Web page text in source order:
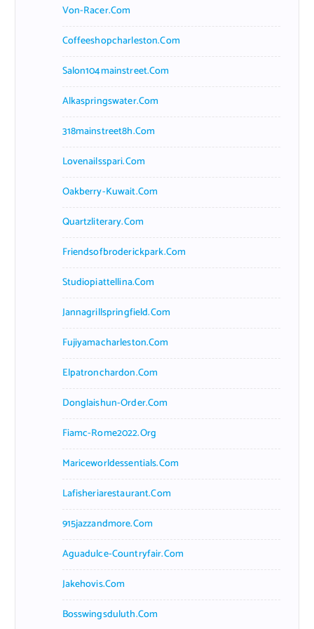
Von-Racer.com
Coffeeshopcharleston.com
Salon104mainstreet.com
Alkaspringswater.com
318mainstreet8h.com
Lovenailsspari.com
Oakberry-Kuwait.com
Quartzliterary.com
Friendsofbroderickpark.com
Studiopiattellina.com
Jannagrillspringfield.com
Fujiyamacharleston.com
Elpatronchardon.com
Donglaishun-Order.com
Fiamc-Rome2022.org
Mariceworldessentials.com
Lafisheriarestaurant.com
915jazzandmore.com
Aguadulce-Countryfair.com
Jakehovis.com
Bosswingsduluth.com